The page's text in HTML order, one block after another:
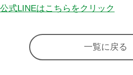
公式LINEはこちらをクリック
一覧に戻る